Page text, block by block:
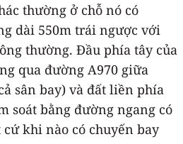
thường ở chỗ nó có
dài 550m trái ngược với
thường. Đầu phía tây của
qua đường A970 giữa
sân bay) và đất liền phía
soát bằng đường ngang có
khi nào có chuyến bay